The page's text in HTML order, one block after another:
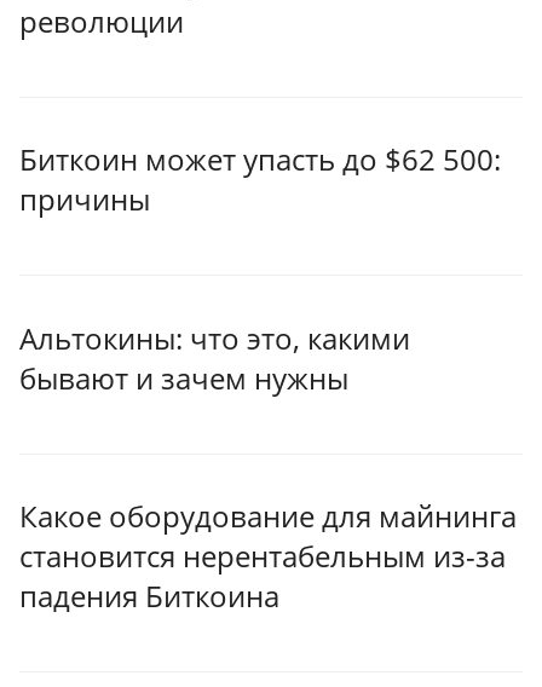
революции
Биткоин может упасть до $62 500:
причины
Альтокины: что это, какими
бывают и зачем нужны
Какое оборудование для майнинга
становится нерентабельным из-за
падения Биткоина